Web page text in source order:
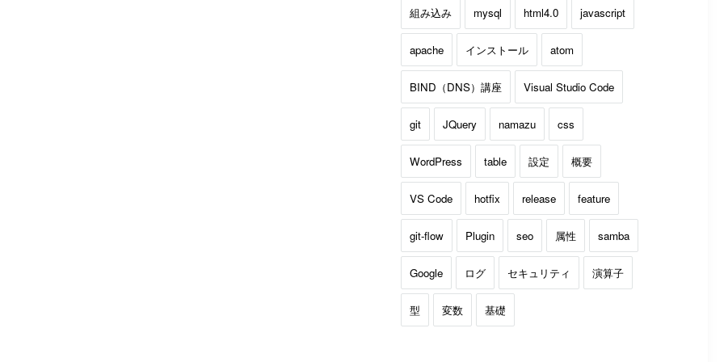
組み込み mysql html4.0 javascript
apache インストール atom
BIND（DNS）講座 Visual Studio Code
git JQuery namazu css
WordPress table 設定 概要
VS Code hotfix release feature
git-flow Plugin seo 属性 samba
Google ログ セキュリティ 演算子
型 変数 基礎